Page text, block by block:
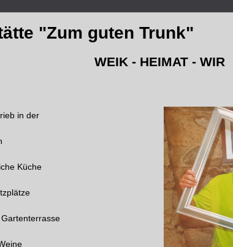
"Zum guten Trunk"
WEIK - HEIMAT - WIR
in der
Küche